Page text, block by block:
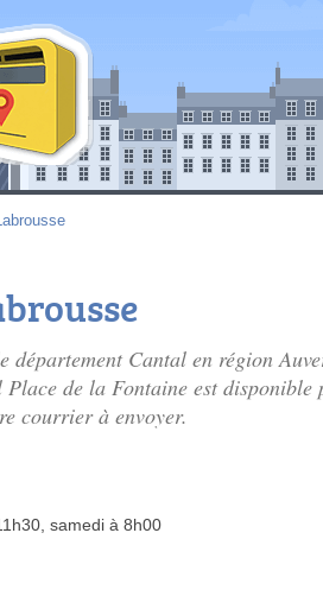
département Cantal en région
de la Fontaine est disponible
courrier à envoyer.
samedi à 8h00